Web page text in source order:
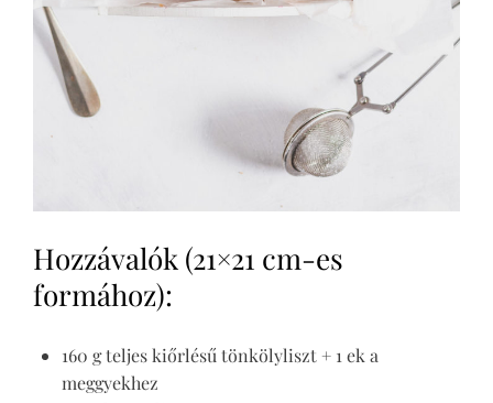
Hozzávalók (21×21 cm-es
formához):
160 g teljes kiőrlésű tönkölyliszt + 1 ek a
meggyekhez